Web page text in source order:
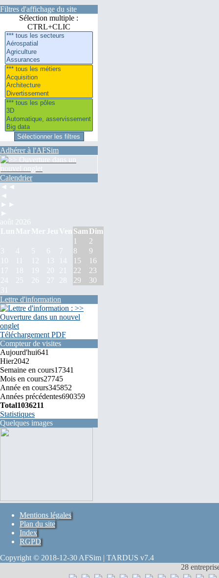
Filtres d'affichage du site
Sélection multiple :
CTRL+CLIC
Adhérer à l'AFSim
Calendrier
◄◄
◄
►►
►
août 2026
Lun Mar Mer Jeu Ven Sam Dim
1
2
3
4 5 6 7 8
9
10
11 12 13 14 15
16
17
18 19 20 21 22
23
24
25 26 27 28 29
30
31
Lettre d'information
Téléchargement PDF
Compteur de visites
Aujourd'hui641
Hier2042
Semaine en cours17341
Mois en cours27745
Année en cours345852
Années précédentes690359
Total1036211
Statistiques
Quelques images
Mentions légales
Plan du site
Index
RGPD
Copyright © 2018-12-30 AFSim | TARDUS v7.4
28